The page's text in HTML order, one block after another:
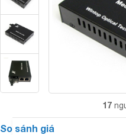
17
So sánh giá